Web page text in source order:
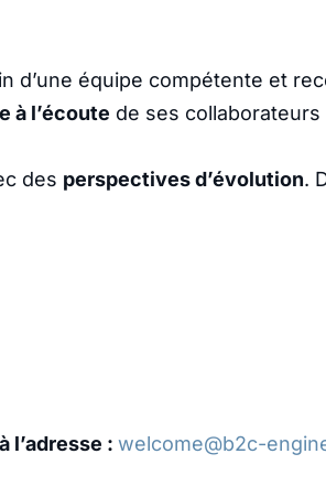
d’une équipe compétente et
à l’écoute de ses
des perspectives d’évolution.
l’adresse : welcome@b2c-